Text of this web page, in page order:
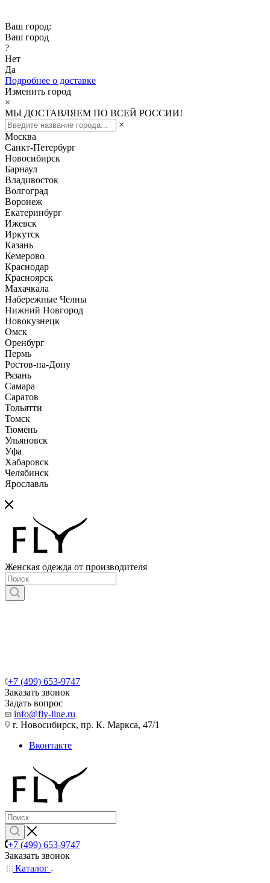
Ваш город:
Ваш город
?
Нет
Да
Подробнее о доставке
Изменить город
×
МЫ ДОСТАВЛЯЕМ ПО ВСЕЙ РОССИИ!
×
Москва
Санкт-Петербург
Новосибирск
Барнаул
Владивосток
Волгоград
Воронеж
Екатеринбург
Ижевск
Иркутск
Казань
Кемерово
Краснодар
Красноярск
Махачкала
Набережные Челны
Нижний Новгород
Новокузнецк
Омск
Оренбург
Пермь
Ростов-на-Дону
Рязань
Самара
Саратов
Тольятти
Томск
Тюмень
Ульяновск
Уфа
Хабаровск
Челябинск
Ярославль
Женская одежда от производителя
+7 (499) 653-9747
Заказать звонок
Задать вопрос
info@fly-line.ru
г. Новосибирск, пр. К. Маркса, 47/1
Вконтакте
+7 (499) 653-9747
Заказать звонок
Каталог